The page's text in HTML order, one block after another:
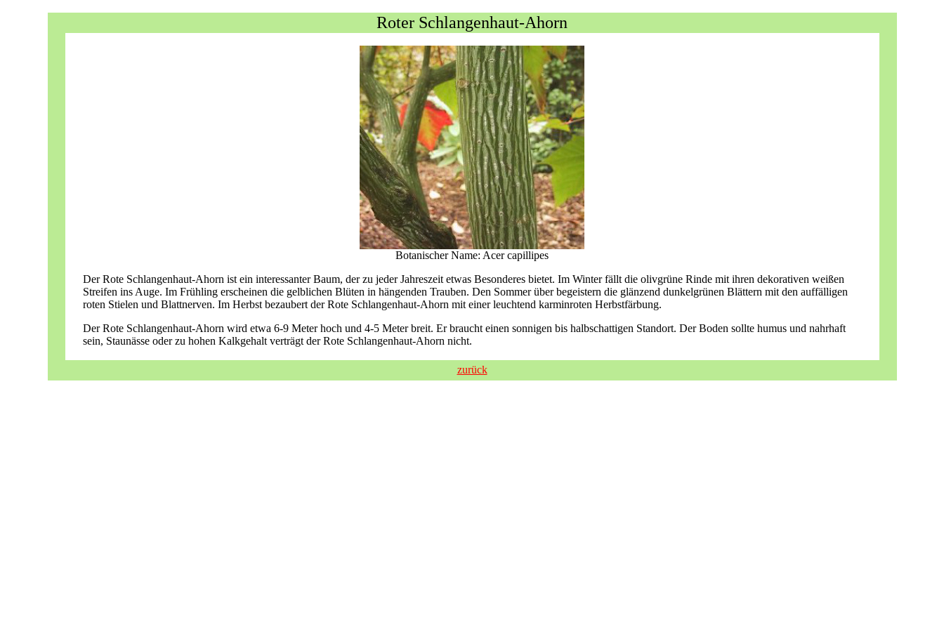
Roter Schlangenhaut-Ahorn
Botanischer Name: Acer capillipes
Der Rote Schlangenhaut-Ahorn ist ein interessanter Baum, der zu jeder Jahreszeit etwas Besonderes bietet. Im Winter fällt die olivgrüne Rinde mit ihren dekorativen weißen
Streifen ins Auge. Im Frühling erscheinen die gelblichen Blüten in hängenden Trauben. Den Sommer über begeistern die glänzend dunkelgrünen Blättern mit den auffälligen
roten Stielen und Blattnerven. Im Herbst bezaubert der Rote Schlangenhaut-Ahorn mit einer leuchtend karminroten Herbstfärbung.
Der Rote Schlangenhaut-Ahorn wird etwa 6-9 Meter hoch und 4-5 Meter breit. Er braucht einen sonnigen bis halbschattigen Standort. Der Boden sollte humus und nahrhaft
sein, Staunässe oder zu hohen Kalkgehalt verträgt der Rote Schlangenhaut-Ahorn nicht.
zurück